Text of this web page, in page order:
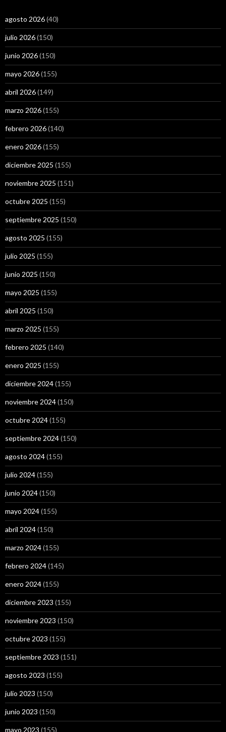
agosto 2026(40)
julio 2026(150)
junio 2026(150)
mayo 2026(155)
abril 2026(149)
marzo 2026(155)
febrero 2026(140)
enero 2026(155)
diciembre 2025 (155)
noviembre 2025 (151)
octubre 2025 (155)
septiembre 2025 (150)
agosto 2025 (155)
julio 2025 (155)
junio 2025 (150)
mayo 2025 (155)
abril 2025 (150)
marzo 2025 (155)
febrero 2025 (140)
enero 2025 (155)
diciembre 2024(155)
noviembre 2024(150)
octubre 2024(155)
septiembre 2024(150)
agosto 2024(155)
julio 2024(155)
junio 2024(150)
mayo 2024(155)
abril 2024(150)
marzo 2024(155)
febrero 2024(145)
enero 2024(155)
diciembre 2023 (155)
noviembre 2023 (150)
octubre 2023 (155)
septiembre 2023 (151)
agosto 2023 (155)
julio 2023 (150)
junio 2023 (150)
mayo 2023 (155)